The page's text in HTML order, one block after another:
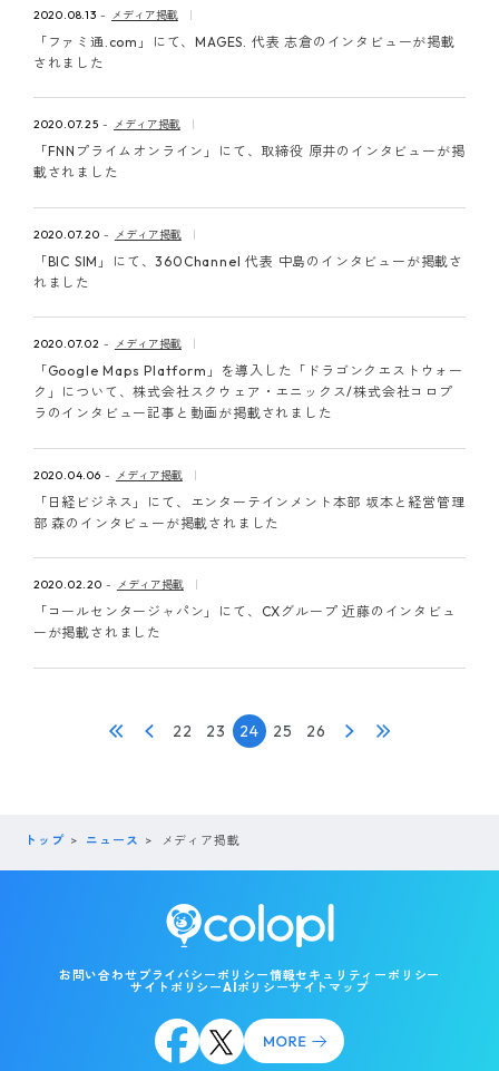
2020.08.13 メディア掲載
「ファミ通.com」にて、MAGES. 代表 志倉のインタビューが掲載
されました
2020.07.25 メディア掲載
「FNNプライムオンライン」にて、取締役 原井のインタビューが掲
載されました
2020.07.20 メディア掲載
「BIC SIM」にて、360Channel 代表 中島のインタビューが掲載さ
れました
2020.07.02 メディア掲載
「Google Maps Platform」を導入した「ドラゴンクエストウォー
ク」について、株式会社スクウェア・エニックス/株式会社コロプ
ラのインタビュー記事と動画が掲載されました
2020.04.06 メディア掲載
「日経ビジネス」にて、エンターテインメント本部 坂本と経営管理
部 森のインタビューが掲載されました
2020.02.20 メディア掲載
「コールセンタージャパン」にて、CXグループ 近藤のインタビュ
ーが掲載されました
22 23 24 25 26
トップ ニュース メディア掲載
お問い合わせ プライバシーポリシー情報セキュリティーポリシー
サイトポリシーAIポリシーサイトマップ